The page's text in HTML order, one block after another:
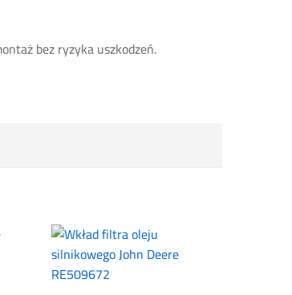
bez ryzyka uszkodzeń.